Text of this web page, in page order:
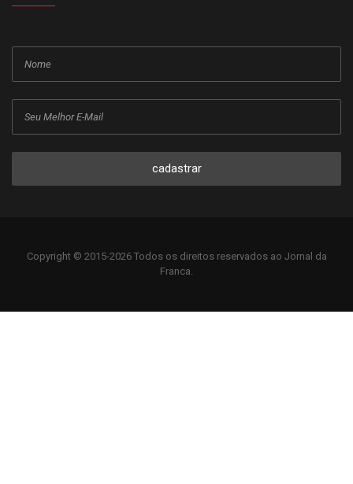
cadastrar
Copyright © 2015-2026 Todos os direitos reservados ao Jornal da
Franca.